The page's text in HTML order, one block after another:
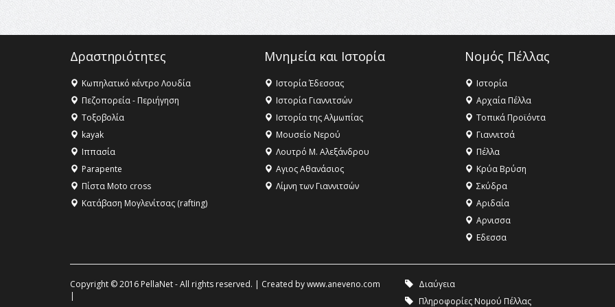
Δραστηριότητες
Κωπηλατικό κέντρο Λουδία
Πεζοπορεία - Περιήγηση
Τοξοβολία
kayak
Ιππασία
Parapente
Πίστα Moto cross
Κατάβαση Μογλενίτσας (rafting)
Μνημεία και Ιστορία
Ιστορία Έδεσσας
Ιστορία Γιαννιτσών
Ιστορία της Αλμωπίας
Μουσείο Νερού
Λουτρό Μ. Αλεξάνδρου
Αγιος Αθανάσιος
Λίμνη των Γιαννιτσών
Νομός Πέλλας
Ιστορία
Αρχαία Πέλλα
Τοπικά Προϊόντα
Γιαννιτσά
Πέλλα
Κρύα Βρύση
Σκύδρα
Αριδαία
Aρνισσα
Eδεσσα
Copyright © 2016 PellaNet - All rights reserved. | Created bywww.aneveno.com
|
Διαύγεια
Πληροφορίες Νομού Πέλλας